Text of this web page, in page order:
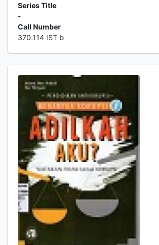
Series Title
-
Call Number
370.114 IST b